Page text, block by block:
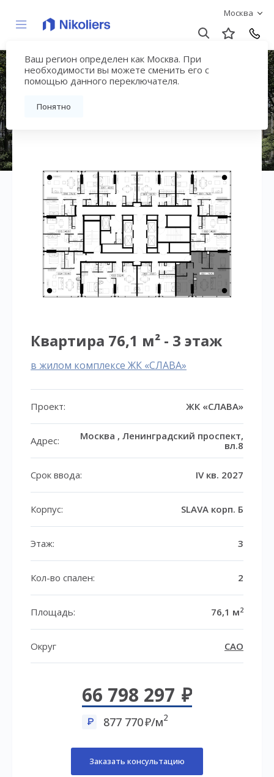
Москва
Ваш регион определен как Москва. При
необходимости вы можете сменить его с
помощью данного переключателя.
Понятно
ЖК «СЛАВА»
Вернуться на страницу жилого комплекса
Квартира 76,1 м² - 3 этаж
в жилом комплексе ЖК «СЛАВА»
Проект: ЖК «СЛАВА»
Адрес:
Москва , Ленинградский проспект,
вл.8
Срок ввода: IV кв. 2027
Корпус: SLAVA корп. Б
Этаж: 3
Кол-во спален: 2
Площадь: 76,1 м2
Округ САО
66 798 297
877 770 /м2
Заказать консультацию